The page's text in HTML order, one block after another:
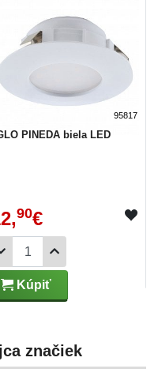
95817
PINEDA biela LED
90€
Kúpiť
značiek